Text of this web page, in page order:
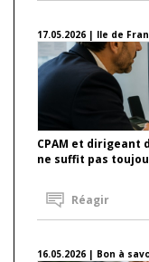
17.05.2026 | Ile de
CPAM et dirigeant
ne suffit pas
Réagir
16.05.2026 | Bon à